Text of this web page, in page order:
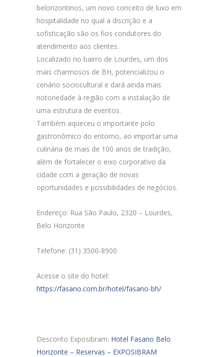
belorizontinos, um novo conceito de luxo em
hospitalidade no qual a discrição e a
sofisticação são os fios condutores do
atendimento aos clientes.
Localizado no bairro de Lourdes, um dos
mais charmosos de BH, potencializou o
cenário sociocultural e dará ainda mais
notoriedade à região com a instalação de
uma estrutura de eventos.
Também aqueceu o importante polo
gastronômico do entorno, ao importar uma
culinária de mais de 100 anos de tradição,
além de fortalecer o eixo corporativo da
cidade com a geração de novas
oportunidades e possibilidades de negócios.
Endereço: Rua São Paulo, 2320 – Lourdes,
Belo Horizonte
Telefone: (31) 3500-8900
Acesse o site do hotel:
https://fasano.com.br/hotel/fasano-bh/
Desconto Exposibram: Hotel Fasano Belo
Horizonte – Reservas – EXPOSIBRAM